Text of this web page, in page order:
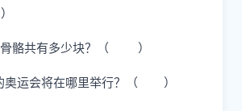
骨骼共有多少块？（ ）
奥运会将在哪里举行？（ ）